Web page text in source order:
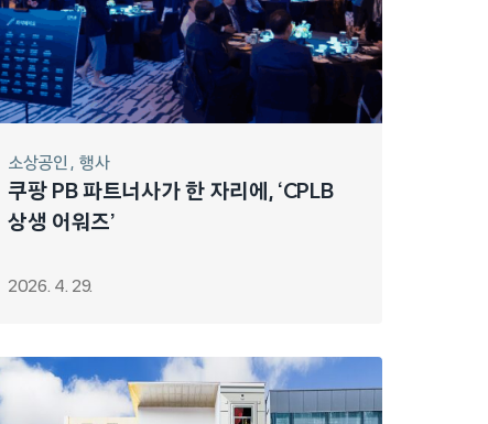
소상공인 행사
쿠팡 PB 파트너사가 한 자리에, ‘CPLB
상생 어워즈’
2026. 4. 29.